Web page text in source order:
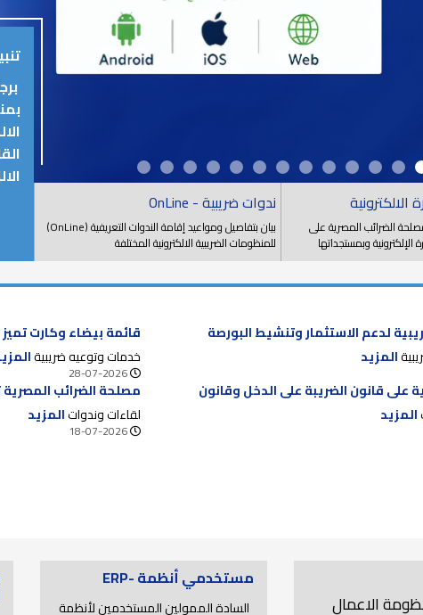
الالكترونية
الضرائب المصرية على
وبمستجداتها
ندوات ضريبية - OnLine
بيان بتفاصيل ومواعيد إقامة الندوات التعريفية (OnLine)
للمنظومات الضريبية الالكترونية المختلفة
لدعم الاستثمار وتنشيط البورصة
المزيد
قائمة بيضاء وكارت
خدمات وتوعيه ضريبية
28-07-2026
على قانون الضريبة على الدخل وقانون
للقضاء على الازدواج الضريبي ودعمالمزيد
مصلحة الضرائب المصرية
الماجستير والدكتوراه لعام
لقاءات وندواتالمزيد
18-07-2026
الاعمال
مستخدمي أنظمة -ERP
السادة الممولين المستخدمين لأنظمة